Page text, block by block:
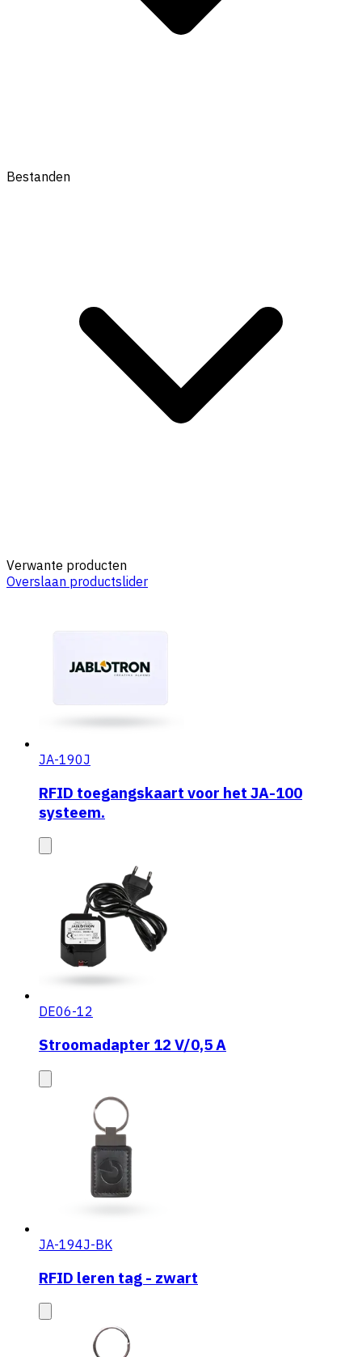
Bestanden
Verwante producten
Overslaan productslider
JA-190J
RFID toegangskaart voor het JA-100
systeem.
DE06-12
Stroomadapter 12 V/0,5 A
JA-194J-BK
RFID leren tag - zwart